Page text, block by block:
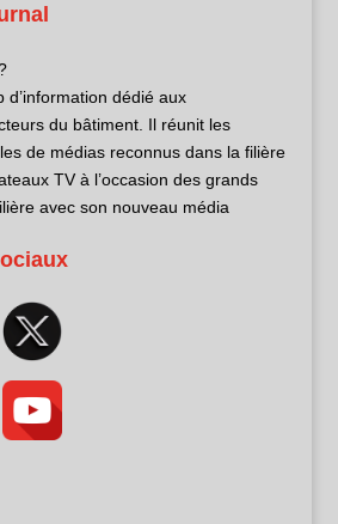
d’information dédié aux
du bâtiment. Il réunit les
de médias reconnus dans la filière
TV à l’occasion des grands
avec son nouveau média